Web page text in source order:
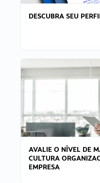
DESCUBRA SEU
AVALIE O NÍVEL DE
CULTURA
EMPRESA